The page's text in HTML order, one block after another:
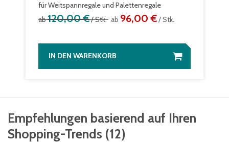
für Weitspannregale und Palettenregale
ab120,00 €/ Stk. ab 96,00 €/ Stk.
IN DEN WARENKORB
Empfehlungen basierend auf Ihren
Shopping-Trends (12)